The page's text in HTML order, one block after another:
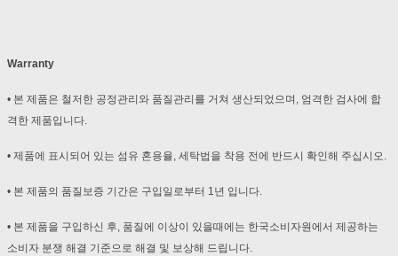
Warranty
• 본 제품은 철저한 공정관리와 품질관리를 거쳐 생산되었으며, 엄격한 검사에 합
격한 제품입니다.
• 제품에 표시되어 있는 섬유 혼용율, 세탁법을 착용 전에 반드시 확인해 주십시오.
• 본 제품의 품질보증 기간은 구입일로부터 1년 입니다.
• 본 제품을 구입하신 후, 품질에 이상이 있을때에는 한국소비자원에서 제공하는
소비자 분쟁 해결 기준으로 해결 및 보상해 드립니다.